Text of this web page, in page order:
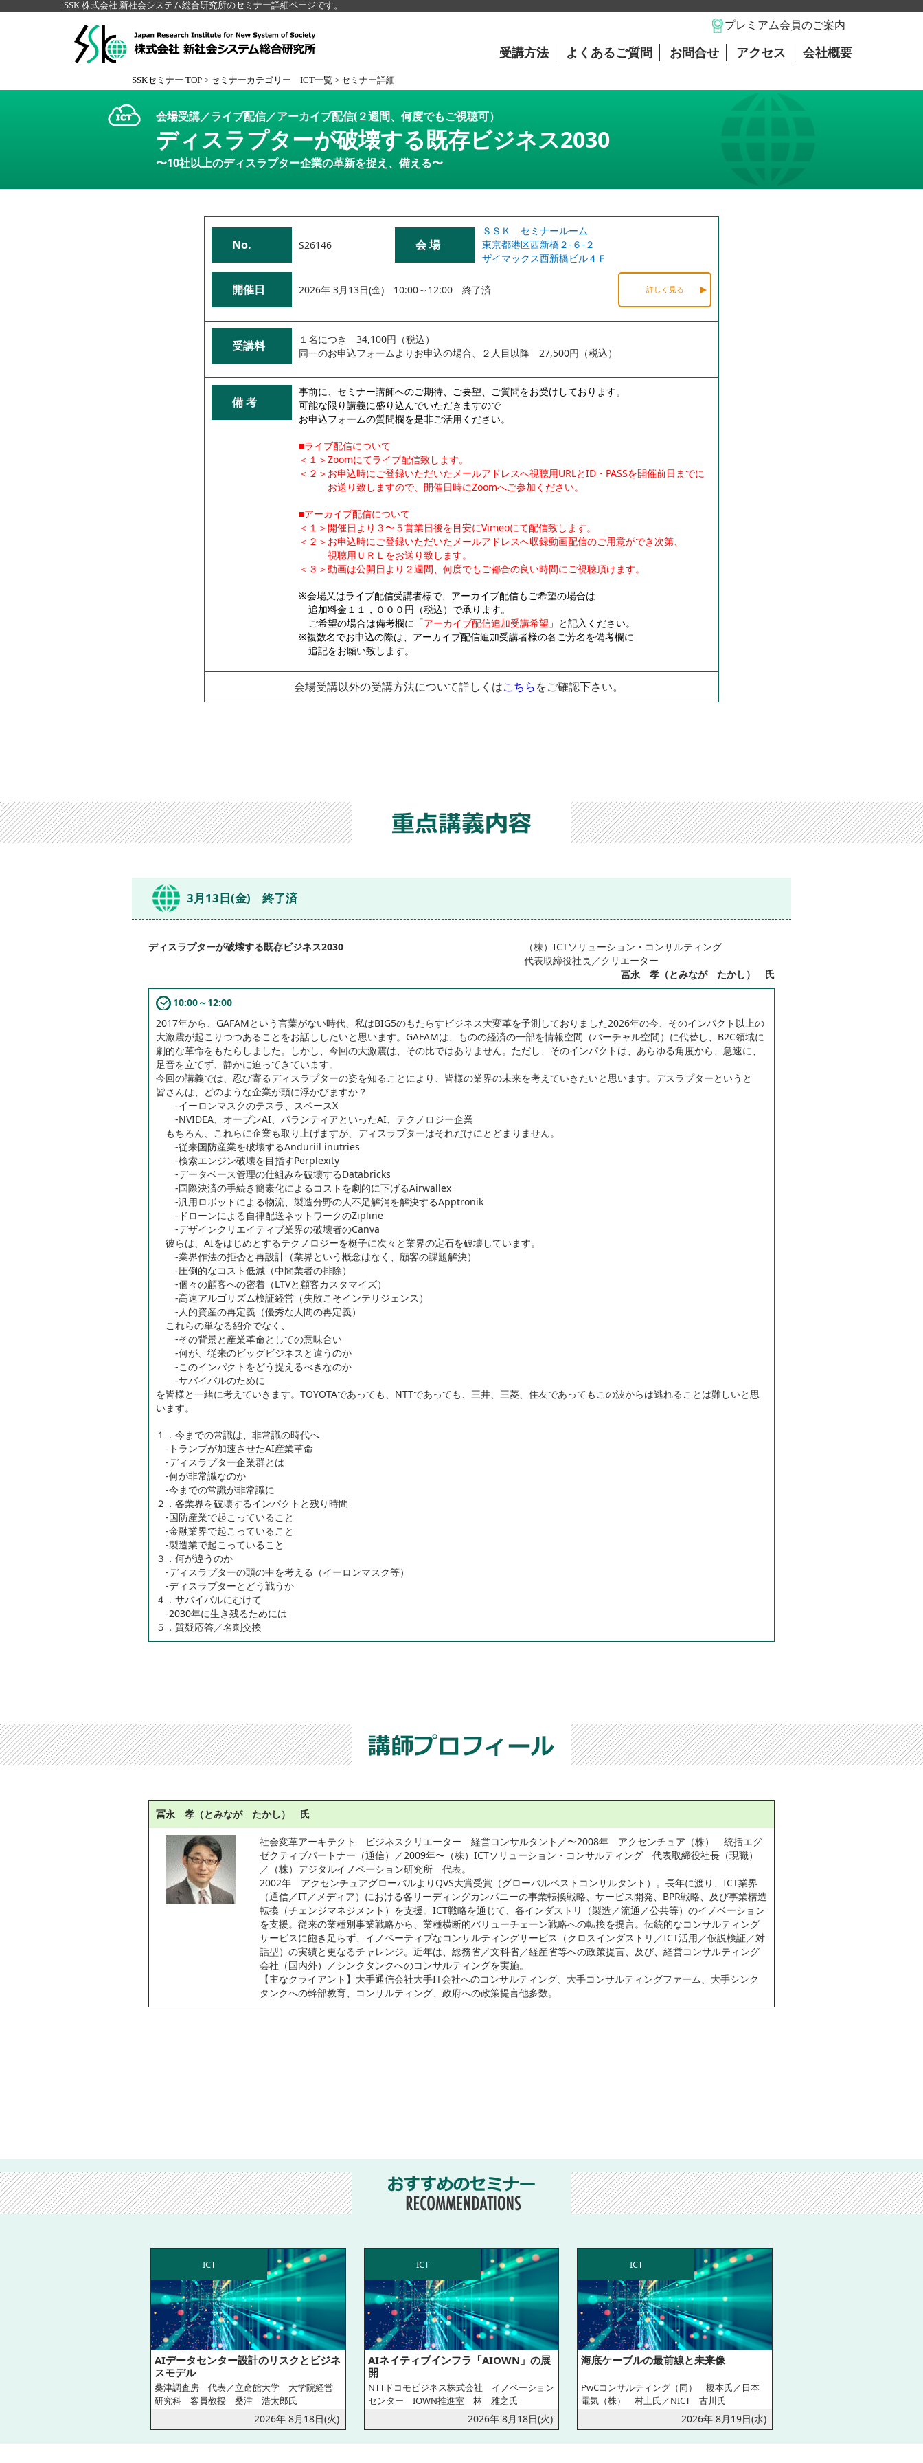
SSK 株式会社 新社会システム総合研究所のセミナー詳細ページです。
プレミアム会員のご案内
受講方法 よくあるご質問 お問合せ アクセス 会社概要
SSKセミナー TOP > セミナーカテゴリー ICT一覧 > セミナー詳細
会場受講／ライブ配信／アーカイブ配信(２週間、何度でもご視聴可）
ディスラプターが破壊する既存ビジネス2030
〜10社以上のディスラプター企業の革新を捉え、備える〜
No. S26146 会 場
ＳＳＫ セミナールーム
東京都港区西新橋２-６-２
ザイマックス西新橋ビル４Ｆ
開催日 2026年 3月13日(金) 10:00～12:00 終了済 詳しく見る
受講料
１名につき 34,100円（税込）
同一のお申込フォームよりお申込の場合、２人目以降 27,500円（税込）
備 考
事前に、セミナー講師へのご期待、ご要望、ご質問をお受けしております。
可能な限り講義に盛り込んでいただきますので
お申込フォームの質問欄を是非ご活用ください。
■ライブ配信について
＜１＞Zoomにてライブ配信致します。
＜２＞お申込時にご登録いただいたメールアドレスへ視聴用URLとID・PASSを開催前日までに
お送り致しますので、開催日時にZoomへご参加ください。
■アーカイブ配信について
＜１＞開催日より３〜５営業日後を目安にVimeoにて配信致します。
＜２＞お申込時にご登録いただいたメールアドレスへ収録動画配信のご用意ができ次第、
視聴用ＵＲＬをお送り致します。
＜３＞動画は公開日より２週間、何度でもご都合の良い時間にご視聴頂けます。
※会場又はライブ配信受講者様で、アーカイブ配信もご希望の場合は
追加料金１１，０００円（税込）で承ります。
ご希望の場合は備考欄に「アーカイブ配信追加受講希望 」と記入ください。
※複数名でお申込の際は、アーカイブ配信追加受講者様の各ご芳名を備考欄に
追記をお願い致します。
会場受講以外の受講方法について詳しくはこちらをご確認下さい。
3月13日(金) 終了済
ディスラプターが破壊する既存ビジネス2030
（株）ICTソリューション・コンサルティング
代表取締役社長／クリエーター
冨永 孝（とみなが たかし） 氏
10:00～12:00
2017年から、GAFAMという言葉がない時代、私はBIG5のもたらすビジネス大変革を予測しておりました2026年の今、そのインパクト以上の
大激震が起こりつつあることをお話ししたいと思います。GAFAMは、ものの経済の一部を情報空間（バーチャル空間）に代替し、B2C領域に
劇的な革命をもたらしました。しかし、今回の大激震は、その比ではありません。ただし、そのインパクトは、あらゆる角度から、急速に、
足音を立てず、静かに迫ってきています。
今回の講義では、忍び寄るディスラプターの姿を知ることにより、皆様の業界の未来を考えていきたいと思います。デスラプターというと
皆さんは、どのような企業が頭に浮かびますか？
-イーロンマスクのテスラ、スペースX
-NVIDEA、オープンAI、パランティアといったAI、テクノロジー企業
もちろん、これらに企業も取り上げますが、ディスラプターはそれだけにとどまりません。
-従来国防産業を破壊するAnduriil inutries
-検索エンジン破壊を目指すPerplexity
-データベース管理の仕組みを破壊するDatabricks
-国際決済の手続き簡素化によるコストを劇的に下げるAirwallex
-汎用ロボットによる物流、製造分野の人不足解消を解決するApptronik
-ドローンによる自律配送ネットワークのZipline
-デザインクリエイティブ業界の破壊者のCanva
彼らは、AIをはじめとするテクノロジーを梃子に次々と業界の定石を破壊しています。
-業界作法の拒否と再設計（業界という概念はなく、顧客の課題解決）
-圧倒的なコスト低減（中間業者の排除）
-個々の顧客への密着（LTVと顧客カスタマイズ）
-高速アルゴリズム検証経営（失敗こそインテリジェンス）
-人的資産の再定義（優秀な人間の再定義）
これらの単なる紹介でなく、
-その背景と産業革命としての意味合い
-何が、従来のビッグビジネスと違うのか
-このインパクトをどう捉えるべきなのか
-サバイバルのために
を皆様と一緒に考えていきます。TOYOTAであっても、NTTであっても、三井、三菱、住友であってもこの波からは逃れることは難しいと思
います。
１．今までの常識は、非常識の時代へ
-トランプが加速させたAI産業革命
-ディスラプター企業群とは
-何が非常識なのか
-今までの常識が非常識に
２．各業界を破壊するインパクトと残り時間
-国防産業で起こっていること
-金融業界で起こっていること
-製造業で起こっていること
３．何が違うのか
-ディスラプターの頭の中を考える（イーロンマスク等）
-ディスラプターとどう戦うか
４．サバイバルにむけて
-2030年に生き残るためには
５．質疑応答／名刺交換
冨永 孝（とみなが たかし） 氏
社会変革アーキテクト　ビジネスクリエーター　経営コンサルタント／〜2008年　アクセンチュア（株）　統括エグ
ゼクティブパートナー（通信）／2009年〜（株）ICTソリューション・コンサルティング　代表取締役社長（現職）
／（株）デジタルイノベーション研究所　代表。
2002年　アクセンチュアグローバルよりQVS大賞受賞（グローバルベストコンサルタント）。長年に渡り、ICT業界
（通信／IT／メディア）における各リーディングカンパニーの事業転換戦略、サービス開発、BPR戦略、及び事業構造
転換（チェンジマネジメント）を支援。ICT戦略を通じて、各インダストリ（製造／流通／公共等）のイノベーション
を支援。従来の業種別事業戦略から、業種横断的バリューチェーン戦略への転換を提言。伝統的なコンサルティング
サービスに飽き足らず、イノベーティブなコンサルティングサービス（クロスインダストリ／ICT活用／仮説検証／対
話型）の実績と更なるチャレンジ。近年は、総務省／文科省／経産省等への政策提言、及び、経営コンサルティング
会社（国内外）／シンクタンクへのコンサルティングを実施。
【主なクライアント】大手通信会社大手IT会社へのコンサルティング、大手コンサルティングファーム、大手シンク
タンクへの幹部教育、コンサルティング、政府への政策提言他多数。
ICT
AIデータセンター設計のリスクとビジネ
スモデル
桑津調査房 代表／立命館大学 大学院経営
研究科 客員教授 桑津 浩太郎氏
2026年 8月18日(火)
ICT
AIネイティブインフラ「AIOWN」の展
開
NTTドコモビジネス株式会社 イノベーション
センター IOWN推進室 林 雅之氏
2026年 8月18日(火)
ICT
海底ケーブルの最前線と未来像
PwCコンサルティング（同） 榎本氏／日本
電気（株） 村上氏／NICT 古川氏
2026年 8月19日(水)